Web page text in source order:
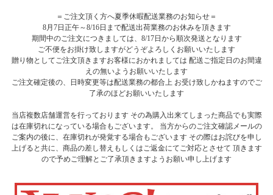
＝ご注文頂く方へ夏季休暇配送業務のお知らせ＝
8月7日正午～8/16日まで配送出荷業務のお休みを頂きます
期間中のご注文につきましては、8/17日から順次発送となります
ご不便をお掛け致しますがどうぞよろしくお願いいたします
贈り物としてご注文頂きますお客様におかれましては 配送ご指定日のお間違
えの無いようお願いいたします
ご注文確定後の、日時変更等は配送業務の都合上 お受け致しかねますのでご
了承のほどお願いいたします
当店複数店舗運営を行っております その為購入出来てしまった商品でも実際
は在庫切れになっている場合もございます。 当方からのご注文確認メールの
ご案内の後に、在庫切れが発覚する場合もございます その際はお詫びを申し
上げると共に、商品の差し替えもしくはご返金にてご対応とさせて 頂きます
ので予めご理解とご了承頂きますようお願い申し上げます